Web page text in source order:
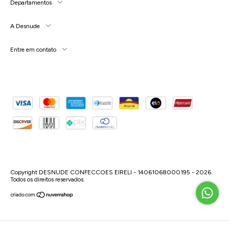
Departamentos
A Desnude
Entre em contato
Copyright DESNUDE CONFECCOES EIRELI - 14061068000195 - 2026.
Todos os direitos reservados.